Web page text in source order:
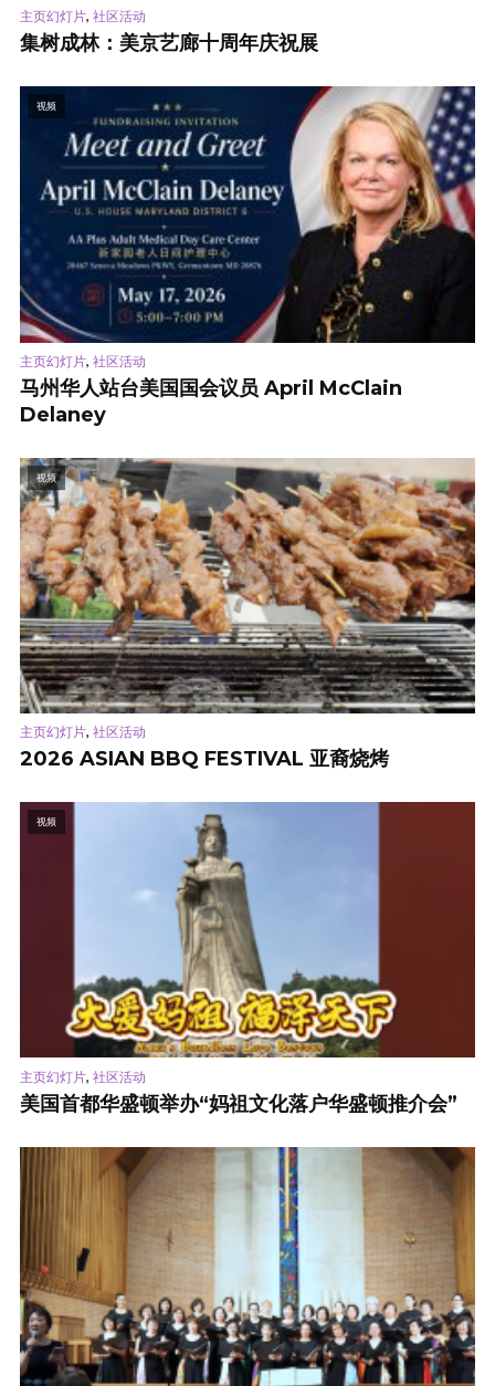
主页幻灯片, 社区活动
集树成林：美京艺廊十周年庆祝展
视频
主页幻灯片, 社区活动
马州华人站台美国国会议员 April McClain
Delaney
视频
主页幻灯片, 社区活动
2026 ASIAN BBQ FESTIVAL 亚裔烧烤
视频
主页幻灯片, 社区活动
美国首都华盛顿举办“妈祖文化落户华盛顿推介会”